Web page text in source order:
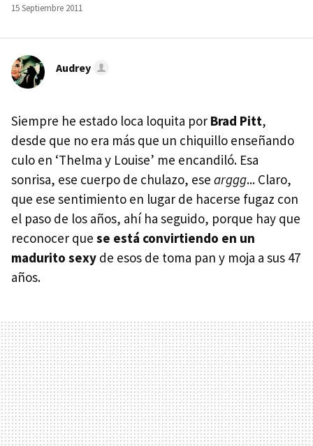
15 Septiembre 2011
Audrey
Siempre he estado loca loquita por Brad Pitt,
desde que no era más que un chiquillo enseñando
culo en ‘Thelma y Louise’ me encandiló. Esa
sonrisa, ese cuerpo de chulazo, ese arggg... Claro,
que ese sentimiento en lugar de hacerse fugaz con
el paso de los años, ahí ha seguido, porque hay que
reconocer que se está convirtiendo en un
madurito sexy de esos de toma pan y moja a sus 47
años.